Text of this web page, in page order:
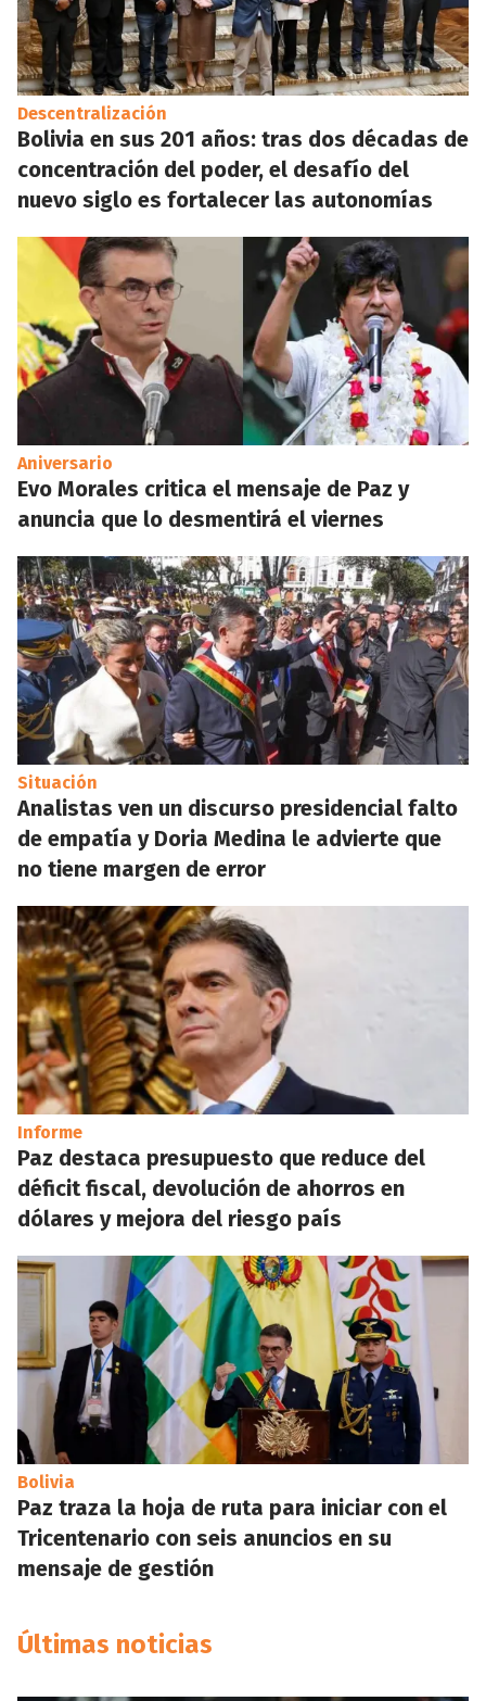
Descentralización
Bolivia en sus 201 años: tras dos décadas de
concentración del poder, el desafío del
nuevo siglo es fortalecer las autonomías
Aniversario
Evo Morales critica el mensaje de Paz y
anuncia que lo desmentirá el viernes
Situación
Analistas ven un discurso presidencial falto
de empatía y Doria Medina le advierte que
no tiene margen de error
Informe
Paz destaca presupuesto que reduce del
déficit fiscal, devolución de ahorros en
dólares y mejora del riesgo país
Bolivia
Paz traza la hoja de ruta para iniciar con el
Tricentenario con seis anuncios en su
mensaje de gestión
Últimas noticias